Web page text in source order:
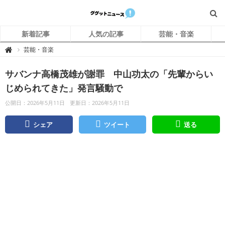
新着記事 人気の記事 芸能・音楽
 グ
ニ
ュ
ー
ス
芸能・音楽
サバンナ高橋茂雄が謝罪 中山功太の「先輩からい
じめられてきた」発言騒動で
公開日：2026年5月11日 更新日：2026年5月11日
シェア ツイート 送る